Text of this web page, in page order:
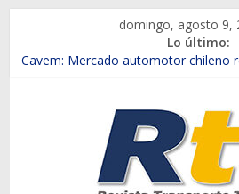
contenido
domingo, agosto 9,
Lo último:
Chile es el primer mercado
Salfa suma vehículos electrificados
Samex amplía su red con nuevas
SINOTRUK Pick-ups presentó la
la Expo Compras Públicas 2026